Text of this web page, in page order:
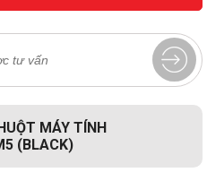
MÁY TÍNH
(BLACK)